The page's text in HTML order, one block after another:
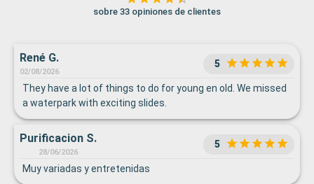
sobre 33 opiniones de clientes
René G.
02/08/2026
5
They have a lot of things to do for young en old. We missed
a waterpark with exciting slides.
Purificacion S.
28/06/2026
5
Muy variadas y entretenidas